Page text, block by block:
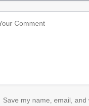
Save my name, email,